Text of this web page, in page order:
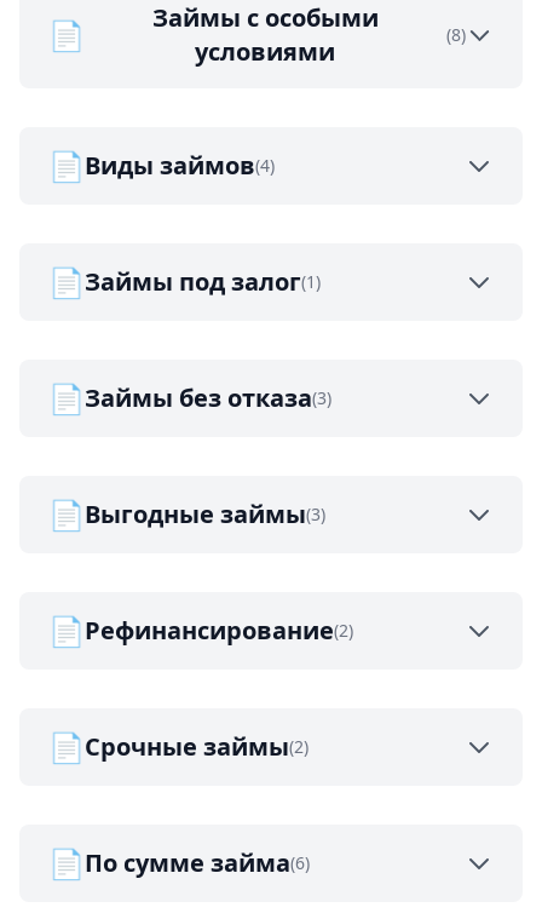
📄
Займы с особыми
условиями
(8)
📄Виды займов(4)
📄Займы под залог(1)
📄Займы без отказа(3)
📄Выгодные займы(3)
📄Рефинансирование(2)
📄Срочные займы(2)
📄По сумме займа(6)